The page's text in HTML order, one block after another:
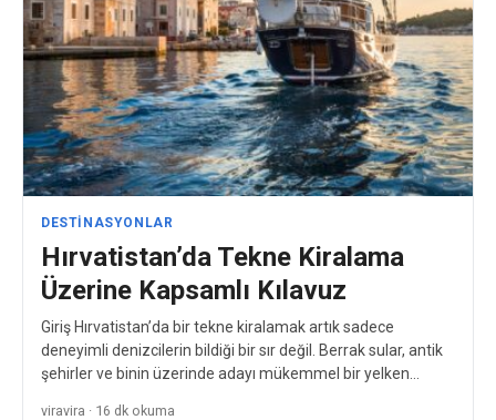
DESTINASYONLAR
Hırvatistan’da Tekne Kiralama
Üzerine Kapsamlı Kılavuz
Giriş Hırvatistan’da bir tekne kiralamak artık sadece
deneyimli denizcilerin bildiği bir sır değil. Berrak sular, antik
şehirler ve binin üzerinde adayı mükemmel bir yelken…
viravira · 16 dk okuma